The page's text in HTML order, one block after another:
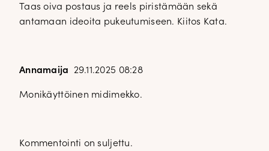
Taas oiva postaus ja reels piristämään sekä
antamaan ideoita pukeutumiseen. Kiitos Kata.
Annamaija 29.11.2025 08:28
Monikäyttöinen midimekko.
Kommentointi on suljettu.